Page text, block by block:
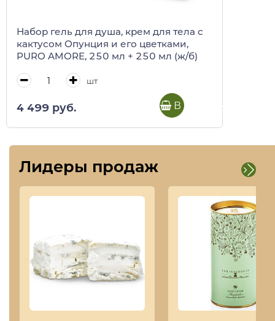
Набор гель для душа, крем для тела с
кактусом Опунция и его цветками,
PURO AMORE, 250 мл + 250 мл (ж/б)
шт
4 499 руб. В корзину
Лидеры продаж